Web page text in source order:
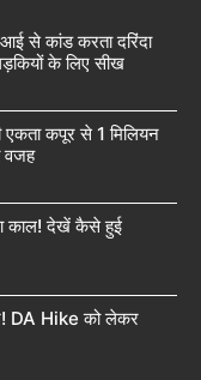
से कांड करता दरिंदा
के लिए सीख
कपूर से 1 मिलियन
वजह
काल! देखें कैसे हुई
DA Hike को लेकर